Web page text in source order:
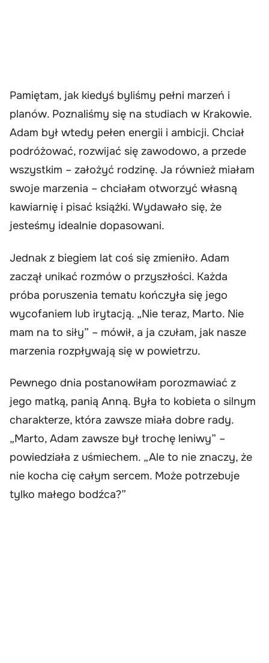
Pamiętam, jak kiedyś byliśmy pełni marzeń i
planów. Poznaliśmy się na studiach w Krakowie.
Adam był wtedy pełen energii i ambicji. Chciał
podróżować, rozwijać się zawodowo, a przede
wszystkim – założyć rodzinę. Ja również miałam
swoje marzenia – chciałam otworzyć własną
kawiarnię i pisać książki. Wydawało się, że
jesteśmy idealnie dopasowani.
Jednak z biegiem lat coś się zmieniło. Adam
zaczął unikać rozmów o przyszłości. Każda
próba poruszenia tematu kończyła się jego
wycofaniem lub irytacją. „Nie teraz, Marto. Nie
mam na to siły” – mówił, a ja czułam, jak nasze
marzenia rozpływają się w powietrzu.
Pewnego dnia postanowiłam porozmawiać z
jego matką, panią Anną. Była to kobieta o silnym
charakterze, która zawsze miała dobre rady.
„Marto, Adam zawsze był trochę leniwy” –
powiedziała z uśmiechem. „Ale to nie znaczy, że
nie kocha cię całym sercem. Może potrzebuje
tylko małego bodźca?”